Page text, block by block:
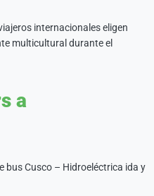
internacionales eligen
multicultural durante el
a
bus Cusco – Hidroeléctrica ida y